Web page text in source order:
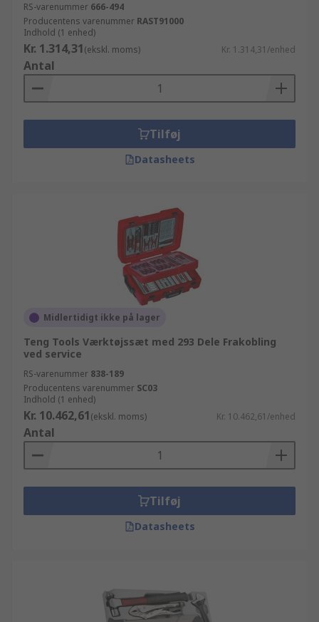
RS-varenummer 666-494
Producentens varenummer RAST91000
Indhold (1 enhed)
Kr. 1.314,31(ekskl. moms) Kr. 1.314,31/enhed
Antal
Tilføj
Datasheets
Midlertidigt ikke på lager
Teng Tools Værktøjssæt med 293 Dele Frakobling
ved service
RS-varenummer 838-189
Producentens varenummer SC03
Indhold (1 enhed)
Kr. 10.462,61(ekskl. moms) Kr. 10.462,61/enhed
Antal
Tilføj
Datasheets